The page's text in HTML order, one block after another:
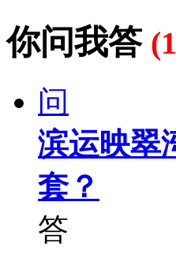
你问我答
问
滨运映翠
套？
答